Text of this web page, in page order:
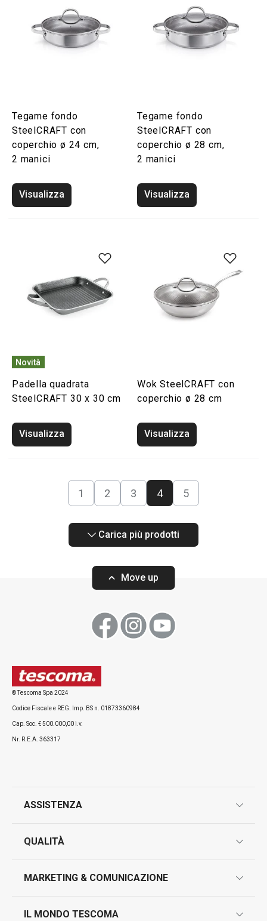
Tegame fondo
SteelCRAFT con
coperchio ø 24 cm,
2 manici
Visualizza
Tegame fondo
SteelCRAFT con
coperchio ø 28 cm,
2 manici
Visualizza
Novità
Padella quadrata
SteelCRAFT 30 x 30 cm
Visualizza
Wok SteelCRAFT con
coperchio ø 28 cm
Visualizza
1 2 3 4 5
Carica più prodotti
Move up
© Tescoma Spa 2024
Codice Fiscale e REG. Imp. BS n. 01873360984
Cap. Soc. € 500.000,00 i.v.
Nr. R.E.A. 363317
ASSISTENZA
contatti
QUALITÀ
test sui prodotti
MARKETING & COMUNICAZIONE
IL MONDO TESCOMA